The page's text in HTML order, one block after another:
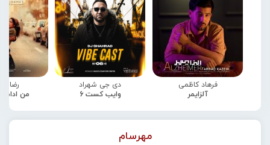
فرهاد کاظمی
آلزایمر
دی جی شهراد
وایب کست 6
رضا
من
مهرسام